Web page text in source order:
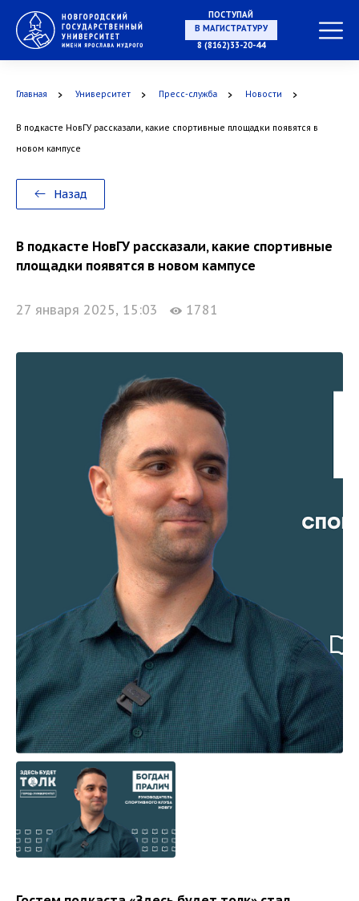
ПОСТУПАЙ
В МАГИСТРАТУРУ
8 (8162)33-20-44
Главная Университет Пресс-служба Новости
В подкасте НовГУ рассказали, какие спортивные площадки появятся в
новом кампусе
Назад
В подкасте НовГУ рассказали, какие спортивные
площадки появятся в новом кампусе
27 января 2025, 15:03 1781